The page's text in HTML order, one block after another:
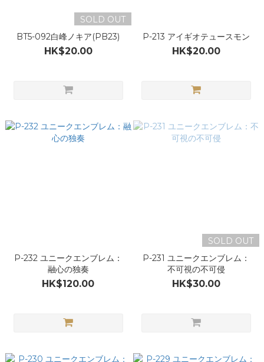
SOLD OUT
BT5-092白峰ノキア(PB23)
HK$20.00
P-213 アイギオテュースモン
HK$20.00
P-232 ユニークエンブレム：
融心の独奏
HK$120.00
SOLD OUT
P-231 ユニークエンブレム：
不可視の不可侵
HK$30.00